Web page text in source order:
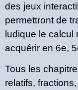
des jeux
permettront de
ludique le calcul
acquérir en 6e,
Tous les
relatifs,